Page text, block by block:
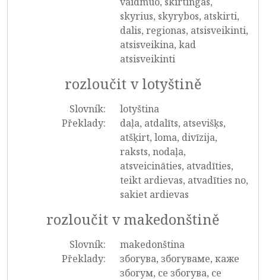
skyrius, skyrybos, atskirti,
dalis, regionas, atsisveikinti,
atsisveikina, kad
atsisveikinti
rozloučit v lotyštině
Slovník:
lotyština
Překlady:
daļa, atdalīts, atsevišķs,
atšķirt, loma, divīzija,
raksts, nodaļa,
atsveicināties, atvadīties,
teikt ardievas, atvadīties no,
sakiet ardievas
rozloučit v makedonštině
Slovník:
makedonština
Překlady:
збогува, збогуваме, каже
збогум, се збогува, се